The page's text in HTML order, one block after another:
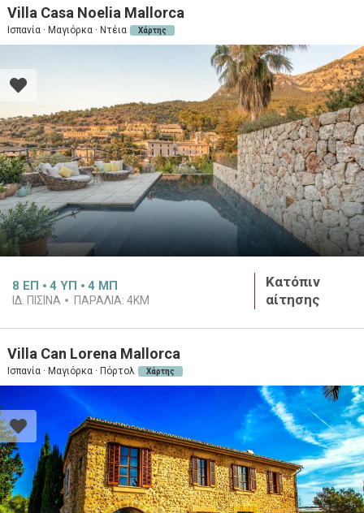
Villa Casa Noelia Mallorca
Ισπανία · Μαγιόρκα · Ντέια Χάρτης
8 ΕΠ 4 ΥΠ 4 ΜΠ
ΙΔ. ΠΙΣΊΝΑ ΠΑΡΑΛΊΑ: 4KM
Κατόπιν
αίτησης
Villa Can Lorena Mallorca
Ισπανία · Μαγιόρκα · Πόρτολ Χάρτης